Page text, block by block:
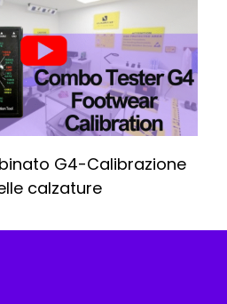
G4-Calibrazione
calzature